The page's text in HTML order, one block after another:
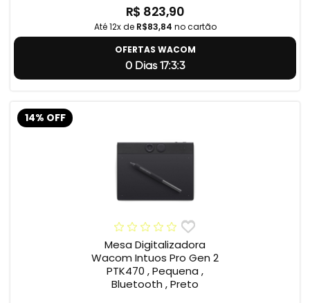
R$ 823,90
Até 12x de R$83,84 no cartão
OFERTAS WACOM
0 Dias 17:3:2
14% OFF
Mesa Digitalizadora
Wacom Intuos Pro Gen 2
PTK470 , Pequena ,
Bluetooth , Preto